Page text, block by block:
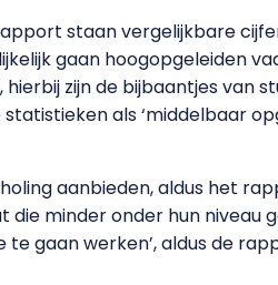
staan vergelijkbare
gaan hoogopgeleiden
zijn de bijbaantjes van
als ‘middelbaar
aanbieden, aldus het
minder onder hun niveau
gaan werken’, aldus de